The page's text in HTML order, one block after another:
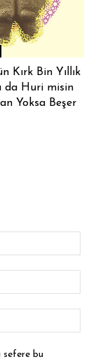
Kırk Bin Yıllık
da Huri misin
Yoksa Beşer
sefere bu